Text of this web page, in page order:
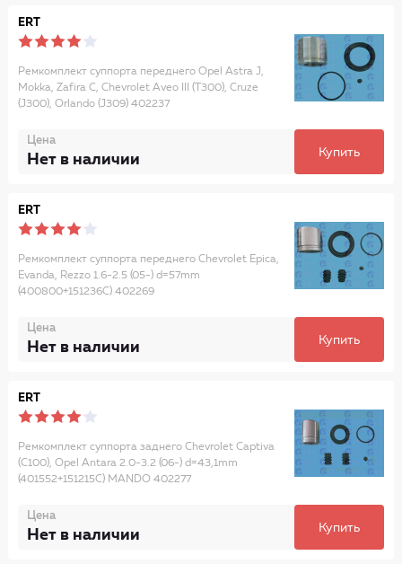
ERT
Ремкомплект суппорта переднего Opel Astra J,
Mokka, Zafira C, Chevrolet Aveo III (T300), Cruze
(J300), Orlando (J309) 402237
Цена
Нет в наличии Купить
ERT
Ремкомплект суппорта переднего Chevrolet Epica,
Evanda, Rezzo 1.6-2.5 (05-) d=57mm
(400800+151236C) 402269
Цена
Нет в наличии Купить
ERT
Ремкомплект суппорта заднего Chevrolet Captiva
(C100), Opel Antara 2.0-3.2 (06-) d=43,1mm
(401552+151215C) MANDO 402277
Цена
Нет в наличии Купить